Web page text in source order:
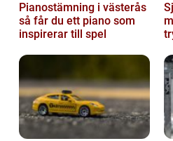
Pianostämning i västerås
så får du ett piano som
inspirerar till spel